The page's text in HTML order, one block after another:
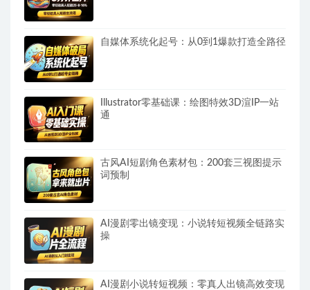
自媒体系统化起号：从0到1爆款打造全路径
Illustrator零基础课：绘图特效3D渲IP一站
通
古风AI短剧角色素材包：200套三视图提示
词预制
AI漫剧零出镜变现：小说转短视频全链路实
操
AI漫剧小说转短视频：零真人出镜高效变现